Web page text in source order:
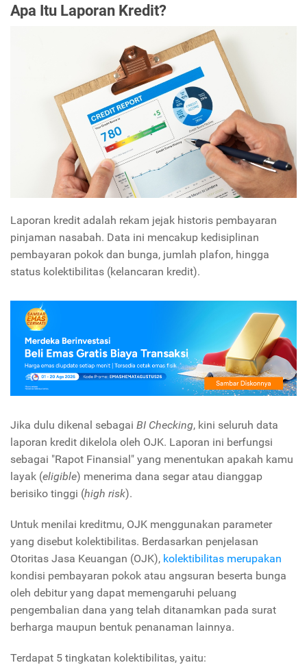
Apa Itu Laporan Kredit?
Laporan kredit adalah rekam jejak historis pembayaran
pinjaman nasabah. Data ini mencakup kedisiplinan
pembayaran pokok dan bunga, jumlah plafon, hingga
status kolektibilitas (kelancaran kredit).
Jika dulu dikenal sebagai BI Checking, kini seluruh data
laporan kredit dikelola oleh OJK. Laporan ini berfungsi
sebagai "Rapot Finansial" yang menentukan apakah kamu
layak (eligible) menerima dana segar atau dianggap
berisiko tinggi (high risk).
Untuk menilai kreditmu, OJK menggunakan parameter
yang disebut kolektibilitas. Berdasarkan penjelasan
Otoritas Jasa Keuangan (OJK), kolektibilitas merupakan
kondisi pembayaran pokok atau angsuran beserta bunga
oleh debitur yang dapat memengaruhi peluang
pengembalian dana yang telah ditanamkan pada surat
berharga maupun bentuk penanaman lainnya.
Terdapat 5 tingkatan kolektibilitas, yaitu: